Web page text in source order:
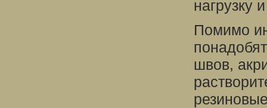
нагрузку
Помимо
швов,